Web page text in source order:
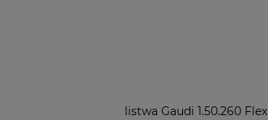
listwa Gaudi 1.50.260 Flex